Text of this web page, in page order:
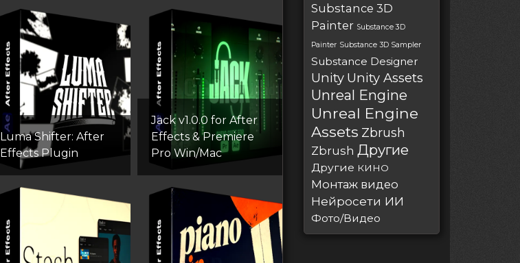
Luma Shifter: After
Effects Plugin
Jack v1.0.0 for After
Effects & Premiere
Pro Win/Mac
Substance 3D
Painter Substance 3D
Painter Substance 3D Sampler
Substance Designer
Unity Unity Assets
Unreal Engine
Unreal Engine
Assets Zbrush
Zbrush Другие
Другие КИНО
Монтаж видео
Нейросети ИИ
Фото/Видео